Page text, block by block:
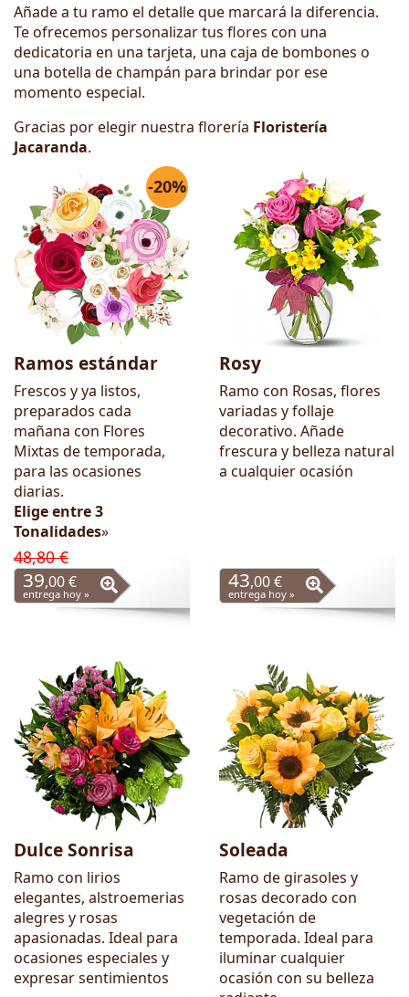
Añade a tu ramo el detalle que marcará la diferencia.
Te ofrecemos personalizar tus flores con una
dedicatoria en una tarjeta, una caja de bombones o
una botella de champán para brindar por ese
momento especial.
Gracias por elegir nuestra florería Floristería
Jacaranda.
-20%
Ramos estándar
Frescos y ya listos,
preparados cada
mañana con Flores
Mixtas de temporada,
para las ocasiones
diarias.
Elige entre 3
Tonalidades»
48,80 €
39,00 €
entrega hoy »
Rosy
Ramo con Rosas, flores
variadas y follaje
decorativo. Añade
frescura y belleza natural
a cualquier ocasión
43,00 €
entrega hoy »
Dulce Sonrisa
Ramo con lirios
elegantes, alstroemerias
alegres y rosas
apasionadas. Ideal para
ocasiones especiales y
expresar sentimientos
Soleada
Ramo de girasoles y
rosas decorado con
vegetación de
temporada. Ideal para
iluminar cualquier
ocasión con su belleza